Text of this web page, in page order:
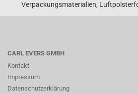
Verpackungsmaterialien,
CARL EVERS GMBH
Kontakt
Impressum
Datenschutzerklärung